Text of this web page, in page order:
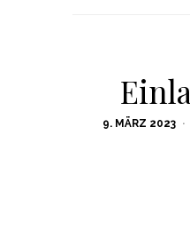
POSTED
9. MÄRZ 2023